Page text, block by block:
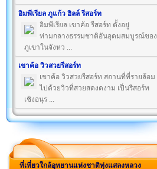
อิมพีเรียล ภูแก้ว ฮิลล์ รีสอร์ท
อิมพีเรียล เขาค้อ รีสอร์ท ตั้งอยู่
ท่ามกลางธรรมชาติอันอุดมสมบูรณ์ของ
ภูเขาในจังหว ...
เขาค้อ วิวสวยรีสอร์ท
เขาค้อ วิวสวยรีสอร์ท สถานที่ที่รายล้อม
ไปด้วยวิวที่สวยสดงดงาม เป็นรีสอร์ท
เชิงอนุร ...
ที่เที่ยวใกล้อุทยานแห่งชาติทุ่งแสลงหลวง